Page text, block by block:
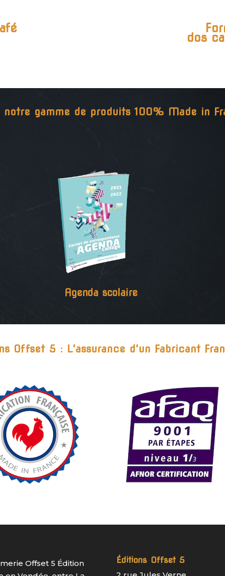
dos
notre gamme de produits 100% Made in
Agenda scolaire
Offset 5 : L'assurance d'un Fabricant
Offset 5 Édition
Éditions Offset 5